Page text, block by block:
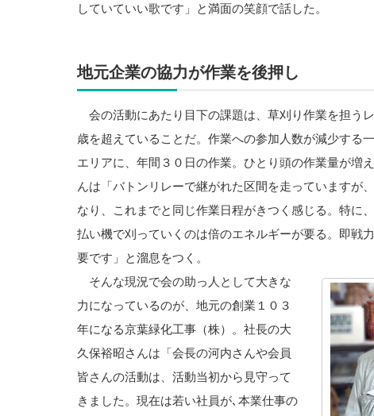
していていい歌です」と満面の笑顔で話した。
地元企業の協力が作業を後押し
会の活動にあたり目下の課題は、草刈り作業を担う
歳を超えていることだ。作業への参加人数が減少する
エリアに、年間３０日の作業。ひとり頭の作業量が増
んは「バトンリレーで継がれた区間を走っていますが
なり、これまでと同じ作業日程がきつく感じる。特に
払い機で刈っていくのは倍のエネルギーが要る。即戦
要です」と溜息をつく。
そんな現況で会の助っ人として大きな
力になっているのが、地元の創業１０３
年になる京葉緑化工事（株）。社長の大
久保裕昭さんは「会長の河内さんや会員
皆さんの活動は、活動当初から見守って
きました。現在は若い社員が､本業仕事の